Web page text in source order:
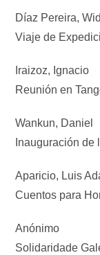
Díaz Pereira,
Viaje de
Iraizoz, Ignacio
Reunión en
Wankun, Daniel
Inauguración
Aparicio, Luis
Cuentos para
Anónimo
Solidaridade